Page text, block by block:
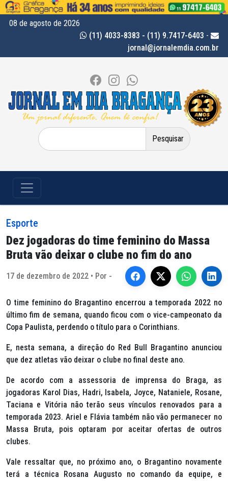
08 de agosto de 2026
(11) 4033-8383 - (11) 9.7417-6403 -
jornal@jornalemdia.com.br
Pesquisar
por:
Esporte
Dez jogadoras do time feminino do Massa
Bruta vão deixar o clube no fim do ano
17 de dezembro de 2022 • Por -
O time feminino do Bragantino encerrou a temporada 2022 no
último fim de semana, quando ficou com o vice-campeonato da
Copa Paulista, perdendo o título para o Corinthians.
E, nesta semana, a direção do Red Bull Bragantino anunciou
que dez atletas vão deixar o clube no final deste ano.
De acordo com a assessoria de imprensa do Braga, as
jogadoras Karol Dias, Hadri, Isabela, Joyce, Nataniele, Rosane,
Taciana e Vitória não terão seus vínculos renovados para a
temporada 2023. Ariel e Flávia também não vão permanecer no
Massa Bruta, pois optaram por aceitar ofertas de outros
clubes.
Vale ressaltar que, no próximo ano, o Bragantino novamente
terá a técnica Rosana Augusto no comando da equipe, e